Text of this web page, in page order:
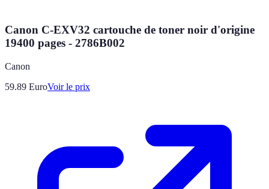
Canon C-EXV32 cartouche de toner noir d'origine
19400 pages - 2786B002
Canon
59.89 EuroVoir le prix